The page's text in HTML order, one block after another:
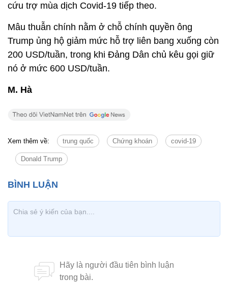
cứu trợ mùa dịch Covid-19 tiếp theo.
Mâu thuẫn chính nằm ở chỗ chính quyền ông
Trump ủng hộ giảm mức hỗ trợ liên bang xuống còn
200 USD/tuần, trong khi Đảng Dân chủ kêu gọi giữ
nó ở mức 600 USD/tuần.
M. Hà
Xem thêm về: trung quốc Chứng khoán covid-19
Donald Trump